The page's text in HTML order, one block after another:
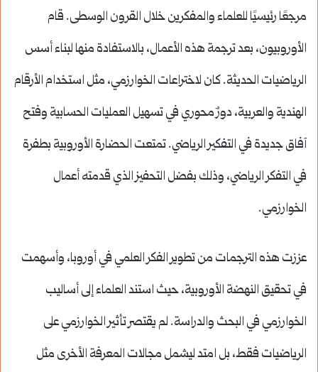
مرجعًا رئيسيًا للعلماء والمفكرين خلال القرون الوسطى. قام
الأوروبيون، بعد ترجمة هذه الأعمال، بالاستفادة منها لبناء أسس
الرياضيات الحديثة. كان لاختراعات الخوارزمي، مثل استخدام الأرقام
الهندية والعربية، دورٌ محوري في تسهيل العمليات الحسابية وفتح
آفاق جديدة في التفكير الرياضي. تمتعت الحضارة الأوروبية بطفرة
في التفكر الرياضي، وذلك بفضل التحفيز الذي قدمته أعمال
الخوارزمي.
عززت هذه الترجمات من تطوير الفكر العلمي في أوروبا، وأسهمت
في تحقيق النهضة الأوروبية، حيث استند العلماء إلى أساليب
الخوارزمي في البحث والدراسة. لم يقتصر تأثير الخوارزمي على
الرياضيات فقط، بل امتد ليشمل مجالات المعرفة الأخرى مثل